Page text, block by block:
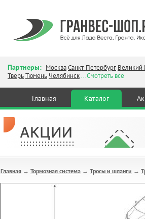
Партнеры: МоскваСанкт-Петербург Великий
ТверьТюмень Челябинск...Смотреть все
Главная Каталог
Главная → Тормозная система → Тросы и шланги →